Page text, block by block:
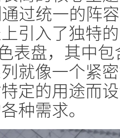
过统一的阵
引入了独特
色表盘，其中
就像一个紧
定的用途而
种需求。